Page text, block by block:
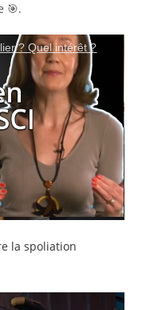
🎯.
? Quel intérêt ?
la spoliation